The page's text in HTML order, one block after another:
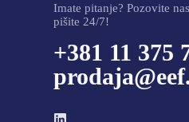
Imate pitanje? Pozovite
pišite 24/7!
+381 11 375